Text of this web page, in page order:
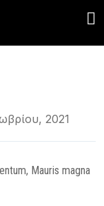
2021
Mauris magna